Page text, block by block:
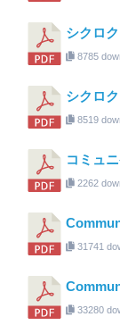
シクロ
8785
シクロ
8519
コミュ
2262
31741
33280